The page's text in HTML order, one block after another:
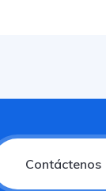
Contáctenos